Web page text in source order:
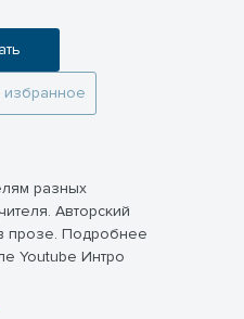
избранное
разных
Авторский
прозе. Подробнее
Youtube Интро